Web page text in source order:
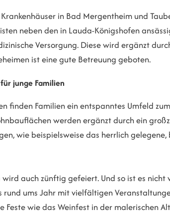
in Bad Mergentheim und
neben den in Lauda-Königshofen
Versorgung. Diese wird ergänzt
ist eine gute Betreuung geboten.
junge Familien
finden Familien ein entspanntes Umfeld
werden ergänzt durch ein
wie beispielsweise das herrlich
wird auch zünftig gefeiert. Und so ist es
rund ums Jahr mit vielfältigen
Feste wie das Weinfest in der malerischen